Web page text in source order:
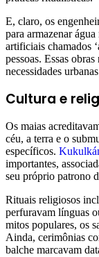
E, claro, os
para armazenar
artificiais chamados
pessoas. Essas
necessidades
Cultura e
Os maias
céu, a terra e o
específicos.
importantes,
seu próprio patrono
Rituais religiosos
perfuravam línguas
mitos populares, os
Ainda, cerimônias
balche marcavam